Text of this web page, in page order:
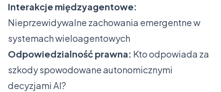
Interakcje międzyagentowe:
Nieprzewidywalne zachowania emergentne w
systemach wieloagentowych
Odpowiedzialność prawna: Kto odpowiada za
szkody spowodowane autonomicznymi
decyzjami AI?